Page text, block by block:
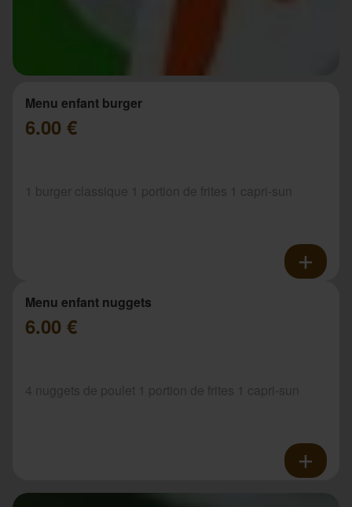
Menu enfant burger
6.00 €
Menu enfant nuggets
6.00 €